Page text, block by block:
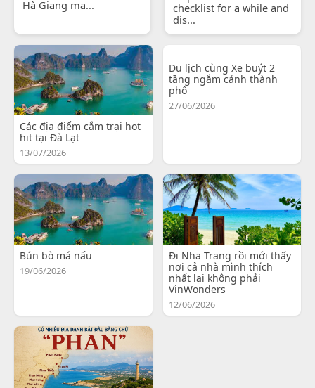
Hà Giang ma...
checklist for a while and
dis...
Các địa điểm cắm trại hot
hit tại Đà Lạt
13/07/2026
Du lịch cùng Xe buýt 2
tầng ngắm cảnh thành
phố
27/06/2026
Bún bò má nấu
19/06/2026
Đi Nha Trang rồi mới thấy
nơi cả nhà mình thích
nhất lại không phải
VinWonders
12/06/2026